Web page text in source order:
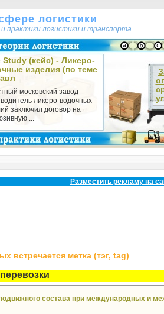
логистики
практики логистики и транспорта
Study (кейс) - Ликеро-
изделия (по теме
московский завод —
ликеро-водочных
заключил договор на
...
Разместить рекламу на
встречается метка (тэг, tag)
состава при международных и